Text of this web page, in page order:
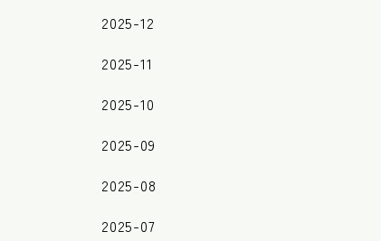
2025-12
2025-11
2025-10
2025-09
2025-08
2025-07